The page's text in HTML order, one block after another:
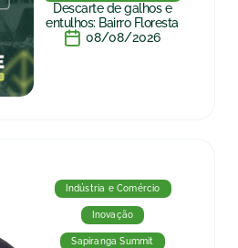
Descarte de galhos e
entulhos: Bairro Floresta
08/08/2026
Indústria e Comércio
Inovação
Sapiranga Summit